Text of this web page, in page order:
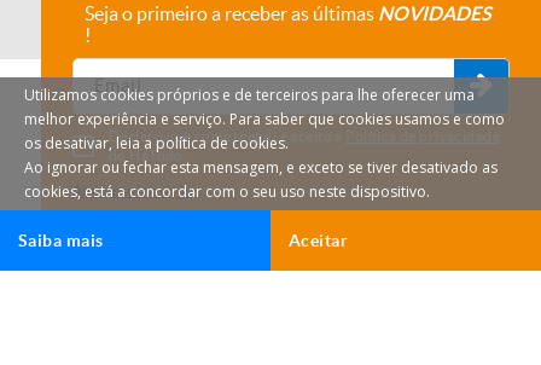
Seja o primeiro a receber as últimas NOVIDADES
!
Declaro que compreendi e aceito a Política de privacidade
do HáTudo.
Anular subscrição
Utilizamos cookies próprios e de terceiros para lhe oferecer uma
melhor experiência e serviço. Para saber que cookies usamos e como
os desativar, leia a política de cookies.
Ao ignorar ou fechar esta mensagem, e exceto se tiver desativado as
cookies, está a concordar com o seu uso neste dispositivo.
Aceitar
Saiba mais